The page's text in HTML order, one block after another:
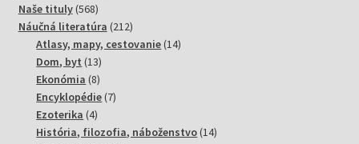
Naše tituly 568568
produktov
Náučná literatúra 212212
produktov
Atlasy, mapy, cestovanie 1414
Dom, byt 1313
produktov
Ekonómia 88
produktov
Encyklopédie 77
Ezoterika 44
produkty
História, filozofia, náboženstvo 1414